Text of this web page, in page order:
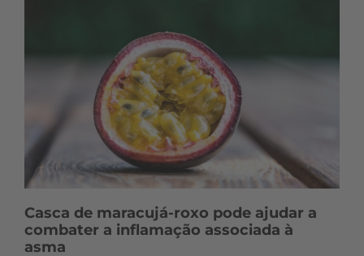
Casca de maracujá-roxo pode ajudar a
combater a inflamação associada à
asma